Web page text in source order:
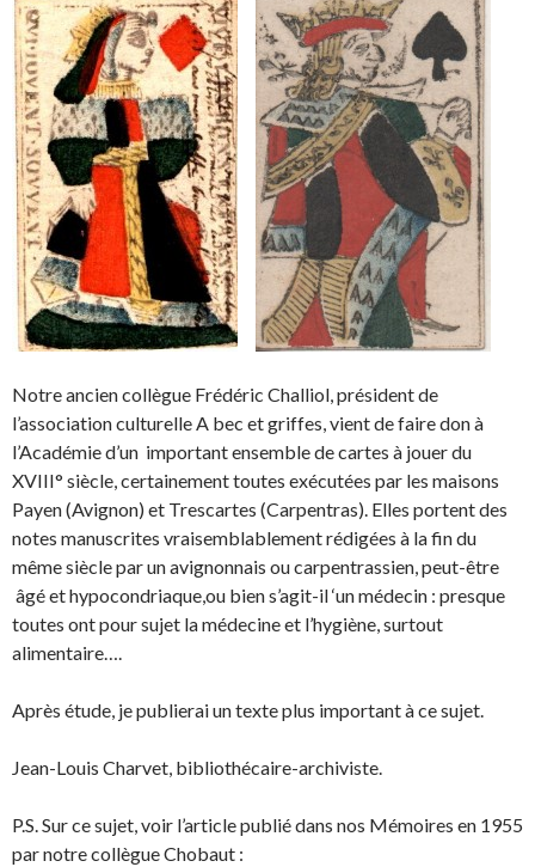
Notre ancien collègue Frédéric Challiol, président de
l’association culturelle A bec et griffes, vient de faire don à
l’Académie d’un important ensemble de cartes à jouer du
XVIII° siècle, certainement toutes exécutées par les maisons
Payen (Avignon) et Trescartes (Carpentras). Elles portent des
notes manuscrites vraisemblablement rédigées à la fin du
même siècle par un avignonnais ou carpentrassien, peut-être
âgé et hypocondriaque,ou bien s’agit-il ‘un médecin : presque
toutes ont pour sujet la médecine et l’hygiène, surtout
alimentaire….
Après étude, je publierai un texte plus important à ce sujet.
Jean-Louis Charvet, bibliothécaire-archiviste.
P.S. Sur ce sujet, voir l’article publié dans nos Mémoires en 1955
par notre collègue Chobaut :